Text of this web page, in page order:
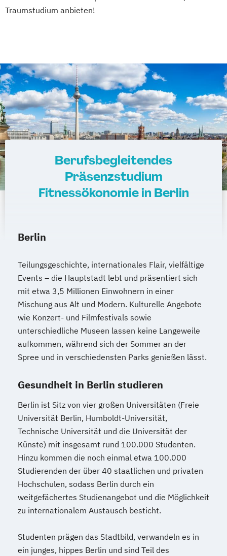
Traumstudium anbieten!
Berufsbegleitendes
Präsenzstudium
Fitnessökonomie in Berlin
Berlin
Teilungsgeschichte, internationales Flair, vielfältige
Events – die Hauptstadt lebt und präsentiert sich
mit etwa 3,5 Millionen Einwohnern in einer
Mischung aus Alt und Modern. Kulturelle Angebote
wie Konzert- und Filmfestivals sowie
unterschiedliche Museen lassen keine Langeweile
aufkommen, während sich der Sommer an der
Spree und in verschiedensten Parks genießen lässt.
Gesundheit in Berlin studieren
Berlin ist Sitz von vier großen Universitäten (Freie
Universität Berlin, Humboldt-Universität,
Technische Universität und die Universität der
Künste) mit insgesamt rund 100.000 Studenten.
Hinzu kommen die noch einmal etwa 100.000
Studierenden der über 40 staatlichen und privaten
Hochschulen, sodass Berlin durch ein
weitgefächertes Studienangebot und die Möglichkeit
zu internationalem Austausch besticht.
Studenten prägen das Stadtbild, verwandeln es in
ein junges, hippes Berlin und sind Teil des